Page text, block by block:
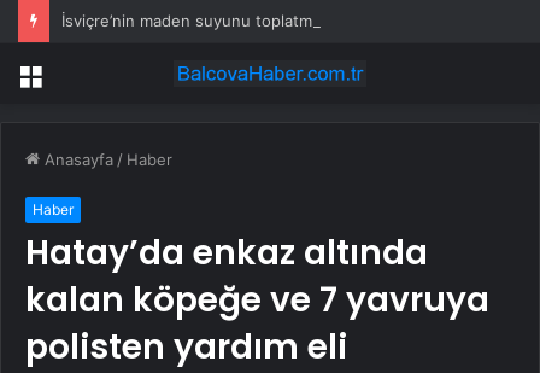
Menü
Anasayfa / Haber
Haber
Hatay’da enkaz altında
kalan köpeğe ve 7 yavruya
polisten yardım eli